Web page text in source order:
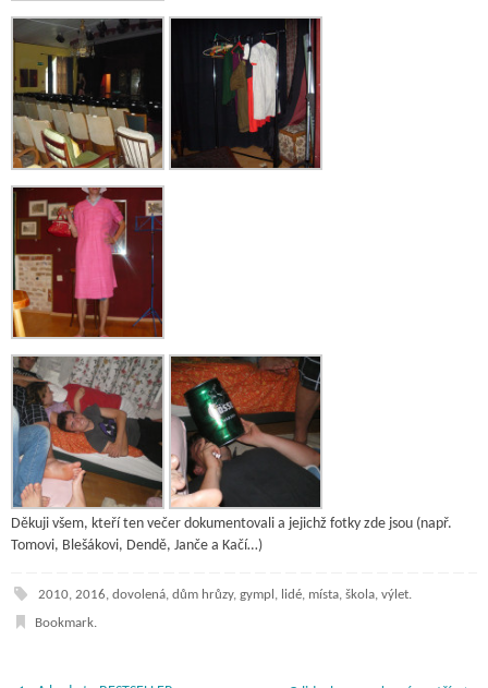
Děkuji všem, kteří ten večer dokumentovali a jejichž fotky zde jsou (např.
Tomovi, Blešákovi, Dendě, Janče a Kačí…)
2010, 2016, dovolená, dům hrůzy, gympl , lidé, místa, škola, výlet.
Bookmark.